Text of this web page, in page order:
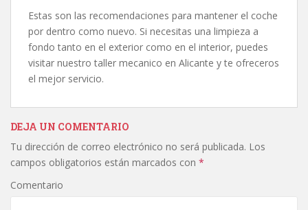
Estas son las recomendaciones para mantener el coche
por dentro como nuevo. Si necesitas una limpieza a
fondo tanto en el exterior como en el interior, puedes
visitar nuestro taller mecanico en Alicante y te ofreceros
el mejor servicio.
DEJA UN COMENTARIO
Tu dirección de correo electrónico no será publicada. Los
campos obligatorios están marcados con *
Comentario